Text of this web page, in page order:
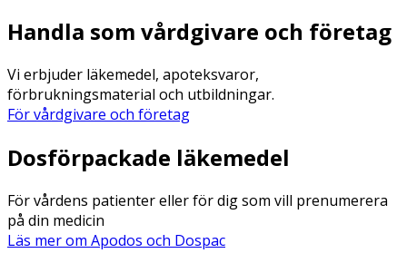
Handla som vårdgivare och företag
Vi erbjuder läkemedel, apoteksvaror,
förbrukningsmaterial och utbildningar.
För vårdgivare och företag
Dosförpackade läkemedel
För vårdens patienter eller för dig som vill prenumerera
på din medicin
Läs mer om Apodos och Dospac